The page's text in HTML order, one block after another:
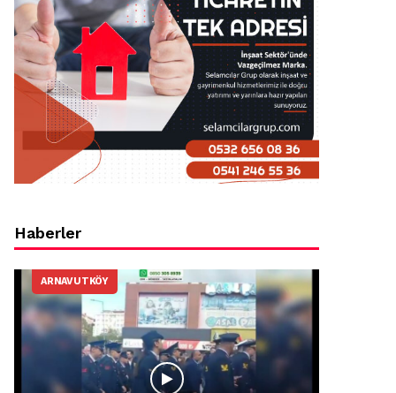
Haberler
ARNAVUTKÖY